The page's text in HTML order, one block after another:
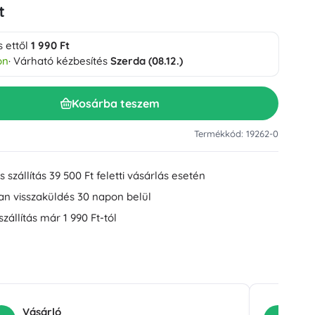
Kád- és zuhanykiegészítők
Fürdőszobai textíliák
Figurák
Babák és kisbabák
ettől 1 990 Ft
· Várható kézbesítés Szerda (08.12.)
Kosárba teszem
Termékkód: 19262-0
szállítás 39 500 Ft feletti vásárlás esetén
visszaküldés 30 napon belül
már 1 990 Ft-tól
Vásárló